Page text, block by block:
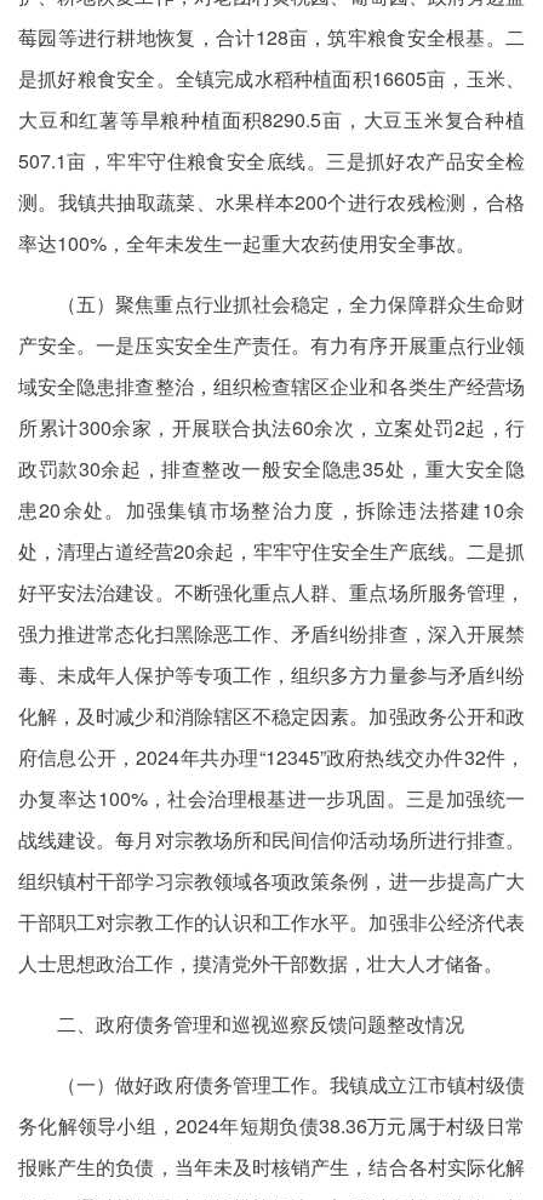
莓园等进行耕地恢复，合计128亩，筑牢粮食安全根基。二
是抓好粮食安全。全镇完成水稻种植面积16605亩，玉米、
大豆和红薯等旱粮种植面积8290.5亩，大豆玉米复合种植
507.1亩，牢牢守住粮食安全底线。三是抓好农产品安全检
测。我镇共抽取蔬菜、水果样本200个进行农残检测，合格
率达100%，全年未发生一起重大农药使用安全事故。
（五）聚焦重点行业抓社会稳定，全力保障群众生命财
产安全。一是压实安全生产责任。有力有序开展重点行业领
域安全隐患排查整治，组织检查辖区企业和各类生产经营场
所累计300余家，开展联合执法60余次，立案处罚2起， 行
政罚款30余起，排查整改一般安全隐患35处，重大安全隐
患20余处。加强集镇市场整治力度，拆除违法搭建10余
处，清理占道经营20余起，牢牢守住安全生产底线。二是抓
好平安法治建设。不断强化重点人群、重点场所服务管理，
强力推进常态化扫黑除恶工作、矛盾纠纷排查，深入开展禁
毒、未成年人保护等专项工作，组织多方力量参与矛盾纠纷
化解，及时减少和消除辖区不稳定因素。加强政务公开和政
府信息公开，2024年共办理“12345”政府热线交办件32件，
办复率达100%，社会治理根基进一步巩固。三是加强统一
战线建设。每月对宗教场所和民间信仰活动场所进行排查。
组织镇村干部学习宗教领域各项政策条例，进一步提高广大
干部职工对宗教工作的认识和工作水平。加强非公经济代表
人士思想政治工作，摸清党外干部数据，壮大人才储备。
二、政府债务管理和巡视巡察反馈问题整改情况
（一）做好政府债务管理工作。我镇成立江市镇村级债
务化解领导小组，2024年短期负债38.36万元属于村级日常
报账产生的负债，当年未及时核销产生，结合各村实际化解